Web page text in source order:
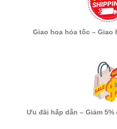
Giao hoa hỏa tốc – Giao
Ưu đãi hấp dẫn – Giảm